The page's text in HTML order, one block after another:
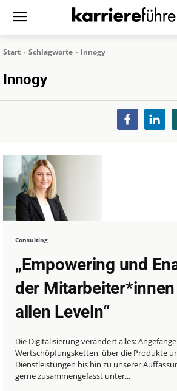
Start Schlagworte Innogy
Innogy
Consulting
„Empowering und
der
allen Leveln“
Die Digitalisierung verändert alles:
Wertschöpfungsketten, über die Produkte
Dienstleistungen bis hin zu unserer
gerne zusammengefasst unter...